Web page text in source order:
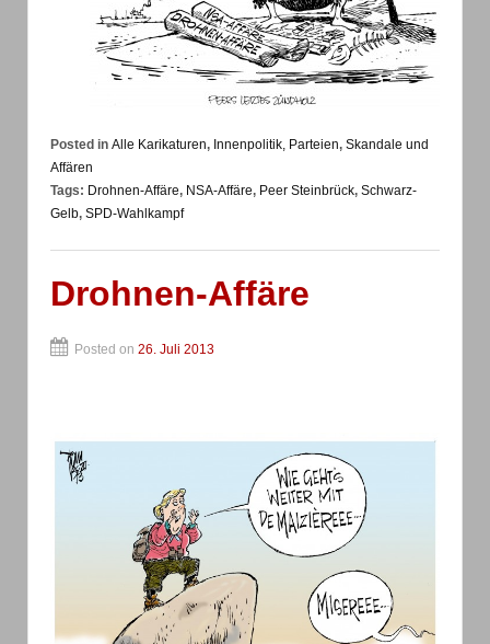
Posted in Alle Karikaturen, Innenpolitik, Parteien, Skandale und
Affären
Tags: Drohnen-Affäre, NSA-Affäre, Peer Steinbrück, Schwarz-
Gelb, SPD-Wahlkampf
Drohnen-Affäre
Posted on 26. Juli 2013